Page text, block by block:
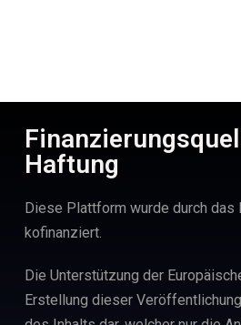
Haftung
Diese Plattform wurde durch das
kofinanziert.
Die Unterstützung der
Erstellung dieser